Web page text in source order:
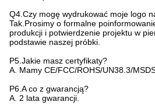
Q4.Czy mogę wydrukować moje logo
Tak.Prosimy o formalne
produkcji i potwierdzenie projektu w
podstawie naszej próbki.
P5.Jakie masz certyfikaty?
A. Mamy CE/FCC/ROHS/UN38.3/
P6.A co z gwarancją?
A. 2 lata gwarancji.